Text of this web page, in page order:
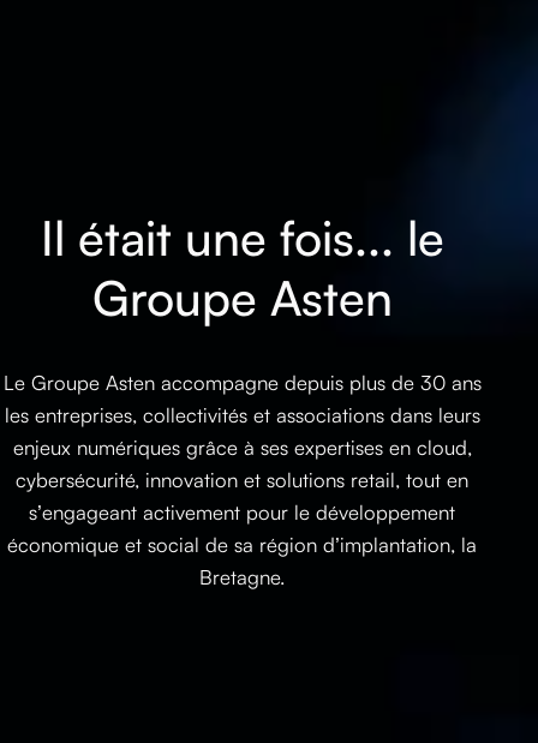
Il était une fois... le
Groupe Asten
Le Groupe Asten accompagne depuis plus de 30 ans
les entreprises, collectivités et associations dans leurs
enjeux numériques grâce à ses expertises en cloud,
cybersécurité, innovation et solutions retail, tout en
s’engageant activement pour le développement
économique et social de sa région d’implantation, la
Bretagne.